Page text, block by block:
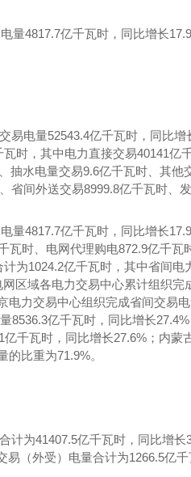
成都代理商
量4817.7亿千瓦时，同比增长
易电量52543.4亿千瓦时，同比
时，其中电力直接交易40141
抽水电量交易9.6亿千瓦时、其
间外送交易8999.8亿千瓦时、
量4817.7亿千瓦时，同比增长
瓦时、电网代理购电872.9亿千
为1024.2亿千瓦时，其中省间
区域各电力交易中心累计组织完
电力交易中心组织完成省间交易
8536.3亿千瓦时，同比增长
千瓦时，同比增长27.6%；内
比重为71.9%。
计为41407.5亿千瓦时，同比增
（外受）电量合计为1266.5亿千